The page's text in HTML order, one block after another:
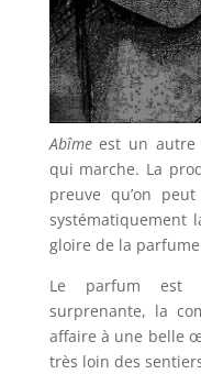
Abîmeest un autre
qui marche. La
preuve qu’on
systématiquement
gloire de la
Le parfum est
surprenante, la
affaire à une belle
très loin des